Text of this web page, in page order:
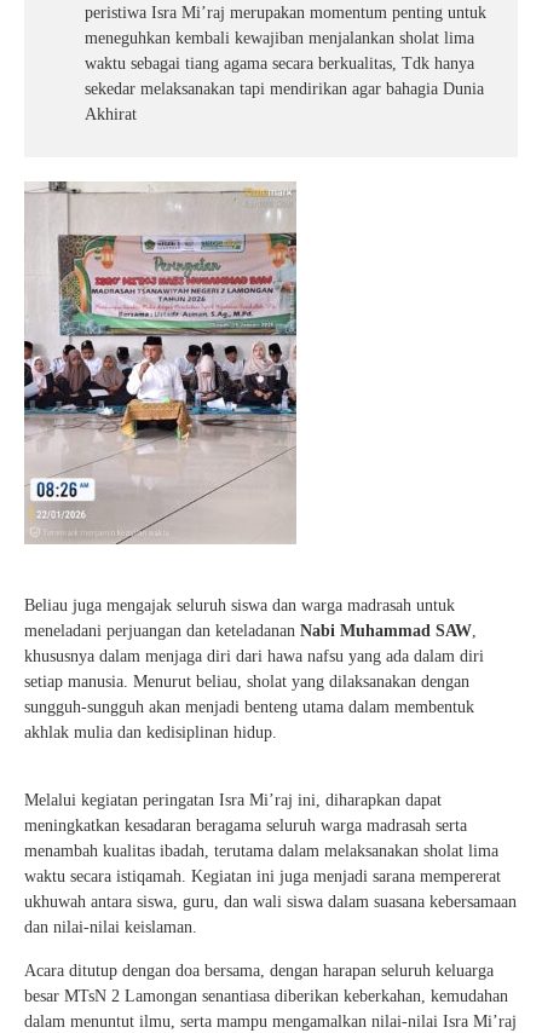
peristiwa Isra Mi’raj merupakan momentum penting untuk
meneguhkan kembali kewajiban menjalankan sholat lima
waktu sebagai tiang agama secara berkualitas, Tdk hanya
sekedar melaksanakan tapi mendirikan agar bahagia Dunia
Akhirat
Beliau juga mengajak seluruh siswa dan warga madrasah untuk
meneladani perjuangan dan keteladanan Nabi Muhammad SAW,
khususnya dalam menjaga diri dari hawa nafsu yang ada dalam diri
setiap manusia. Menurut beliau, sholat yang dilaksanakan dengan
sungguh-sungguh akan menjadi benteng utama dalam membentuk
akhlak mulia dan kedisiplinan hidup.
Melalui kegiatan peringatan Isra Mi’raj ini, diharapkan dapat
meningkatkan kesadaran beragama seluruh warga madrasah serta
menambah kualitas ibadah, terutama dalam melaksanakan sholat lima
waktu secara istiqamah. Kegiatan ini juga menjadi sarana mempererat
ukhuwah antara siswa, guru, dan wali siswa dalam suasana kebersamaan
dan nilai-nilai keislaman.
Acara ditutup dengan doa bersama, dengan harapan seluruh keluarga
besar MTsN 2 Lamongan senantiasa diberikan keberkahan, kemudahan
dalam menuntut ilmu, serta mampu mengamalkan nilai-nilai Isra Mi’raj